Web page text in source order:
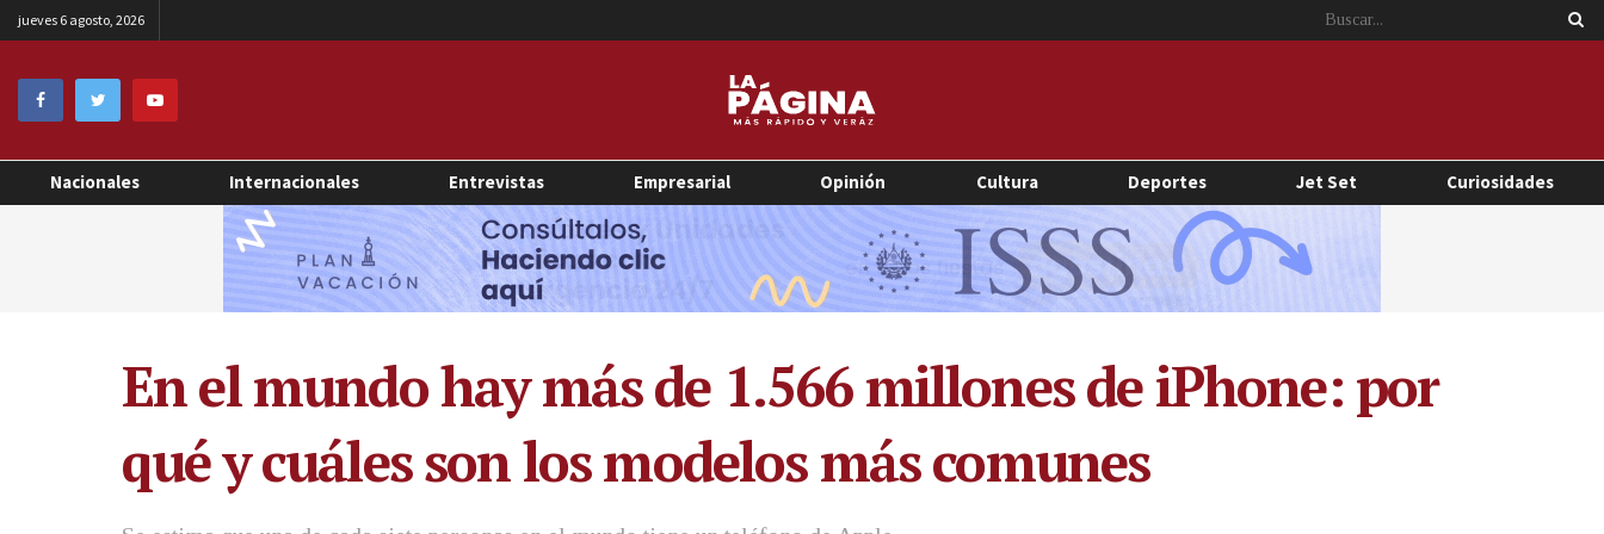
jueves 6 agosto, 2026
Nacionales Internacionales Entrevistas Empresarial Opinión Cultura Deportes Jet Set Curiosidades
En el mundo hay más de 1.566 millones de iPhone: por
qué y cuáles son los modelos más comunes